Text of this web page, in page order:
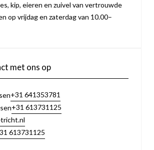
kip, eieren en zuivel van vertrouwde
op vrijdag en zaterdag van 10.00–
met ons op
+31 641353781
+31 613731125
613731125